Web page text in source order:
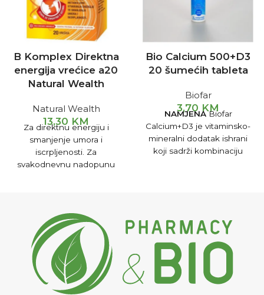
B Komplex Direktna
energija vrećice a20
Natural Wealth
Natural Wealth
13,30 KM
Za direktnu energiju i
smanjenje umora i
iscrpljenosti. Za
svakodnevnu nadopunu
Bio Calcium 500+D3
20 šumećih tableta
Biofar
3,70 KM
NAMJENABiofar
Calcium+D3 je vitaminsko-
mineralni dodatak ishrani
koji sadrži kombinaciju
sistema. Preparat jača vaše
kosti i čini ih zdravijim,
otpornijim na frakture
(lomove). Zbog toga se
preporučuje u prevenciji i
kao dodatak u terapiji